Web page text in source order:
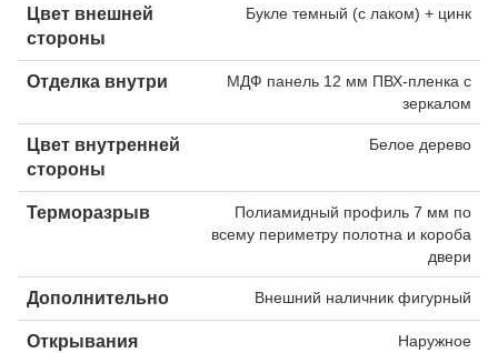
Цвет внешней
стороны
Букле темный (с лаком) + цинк
Отделка внутри
МДФ панель 12 мм ПВХ-пленка с
зеркалом
Цвет внутренней
стороны
Белое дерево
Терморазрыв
Полиамидный профиль 7 мм по
всему периметру полотна и короба
двери
Дополнительно Внешний наличник фигурный
Открывания Наружное